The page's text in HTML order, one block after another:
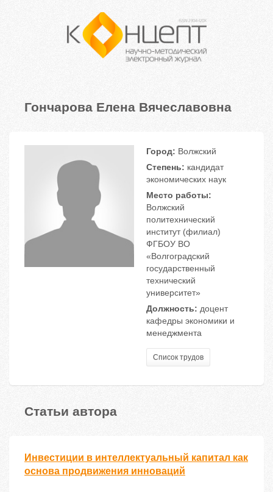
Гончарова Елена Вячеславовна
Город: Волжский
Степень: кандидат
экономических наук
Место работы:
Волжский
политехнический
институт (филиал)
ФГБОУ ВО
«Волгоградский
государственный
технический
университет»
Должность: доцент
кафедры экономики и
менеджмента
Список трудов
Статьи автора
Инвестиции в интеллектуальный капитал как
основа продвижения инноваций